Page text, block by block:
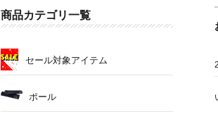
商品カテゴリ一覧
セール対象アイテム
ポール